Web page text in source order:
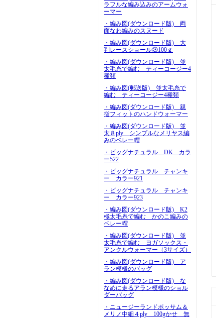
ラフルな編み込みのアームウォ
ーマー
・編み図(ダウンロード版) 両
面なわ編みのスヌード
・編み図(ダウンロード版) 大
判レースショール③100ｇ
・編み図(ダウンロード版) 並
太毛糸で編む ティーコージー4
種類
・編み図(郵送版) 並太毛糸で
編む ティーコージー4種類
・編み図(ダウンロード版) 親
指フィットのハンドウォーマー
・編み図(ダウンロード版) 並
太８ply シンプルなメリヤス編
みのベレー帽
・ビッグナチュラル DK カラ
ー522
・ビッグナチュラル チャンキ
ー カラー921
・ビッグナチュラル チャンキ
ー カラー923
・編み図(ダウンロード版) K2
極太毛糸で編む かのこ編みの
ベレー帽
・編み図(ダウンロード版) 並
太毛糸で編む ヨガソックス・
アンクルウォーマー（3サイズ）
・編み図(ダウンロード版) ア
ラン模様のバッグ
・編み図(ダウンロード版) な
なめに走るアラン模様のショル
ダーバッグ
・ニュージーランドポッサム＆
メリノ中細４ply 100gかせ 無